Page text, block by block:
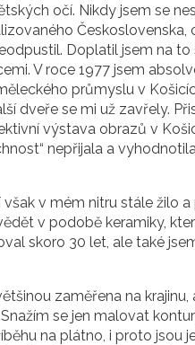
očí. Nikdy jsem se
Československa,
Doplatil jsem na to
V roce 1977 jsem
průmyslu v
dveře se mi už zavřely.
výstava obrazů v
nepřijala a
v mém nitru stále žilo a
v podobě keramiky,
skoro 30 let, ale také
zaměřena na krajinu,
se jen malovat
na plátno, i proto jsou